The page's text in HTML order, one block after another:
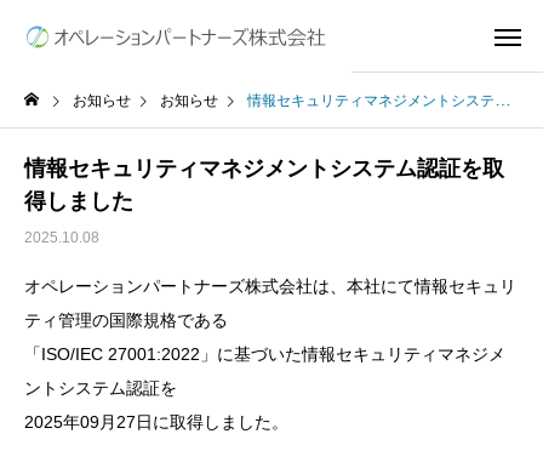
お知らせ お知らせ 情報セキュリティマネジメントシステム認証を取得しました
情報セキュリティマネジメントシステム認証を取
得しました
2025.10.08
オペレーションパートナーズ株式会社は、本社にて情報セキュリ
ティ管理の国際規格である
「ISO/IEC 27001:2022」に基づいた情報セキュリティマネジメ
ントシステム認証を
2025年09月27日に取得しました。